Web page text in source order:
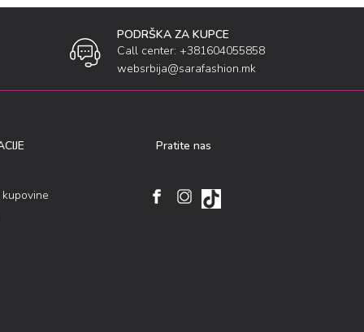
PODRŠKA ZA KUPCE
Call center: +381604055858
websrbija@sarafashion.mk
Pratite nas